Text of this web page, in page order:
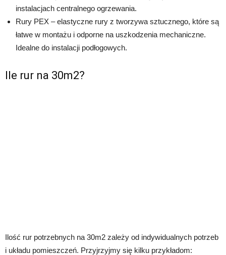
instalacjach centralnego ogrzewania.
Rury PEX – elastyczne rury z tworzywa sztucznego, które są
łatwe w montażu i odporne na uszkodzenia mechaniczne.
Idealne do instalacji podłogowych.
Ile rur na 30m2?
Ilość rur potrzebnych na 30m2 zależy od indywidualnych potrzeb
i układu pomieszczeń. Przyjrzyjmy się kilku przykładom: